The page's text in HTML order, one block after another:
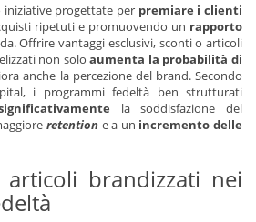
progettate per premiare i clienti
ripetuti e promuovendo un rapporto
Offrire vantaggi esclusivi, sconti o articoli
non soloaumenta la probabilità di
anche la percezione del brand. Secondo
i programmi fedeltà ben strutturati
la soddisfazione del
retention e a un incremento delle
brandizzati nei